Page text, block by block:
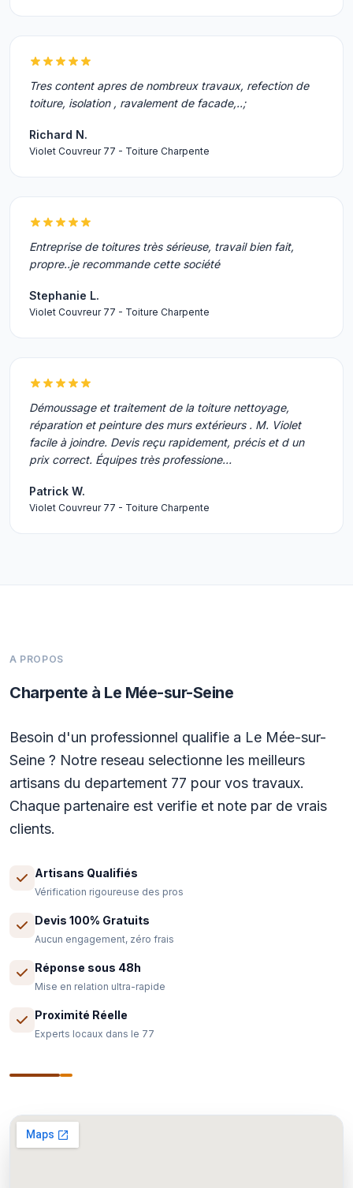
Tres content apres de nombreux travaux, refection de
toiture, isolation , ravalement de facade,..;
Richard N.
Violet Couvreur 77 - Toiture Charpente
Entreprise de toitures très sérieuse, travail bien fait,
propre..je recommande cette société
Stephanie L.
Violet Couvreur 77 - Toiture Charpente
Démoussage et traitement de la toiture nettoyage,
réparation et peinture des murs extérieurs . M. Violet
facile à joindre. Devis reçu rapidement, précis et d un
prix correct. Équipes très professione…
Patrick W.
Violet Couvreur 77 - Toiture Charpente
A PROPOS
Charpente à Le Mée-sur-Seine
Besoin d'un professionnel qualifie a Le Mée-sur-
Seine ? Notre reseau selectionne les meilleurs
artisans du departement 77 pour vos travaux.
Chaque partenaire est verifie et note par de vrais
clients.
Artisans Qualifiés
Vérification rigoureuse des pros
Devis 100% Gratuits
Aucun engagement, zéro frais
Réponse sous 48h
Mise en relation ultra-rapide
Proximité Réelle
Experts locaux dans le 77